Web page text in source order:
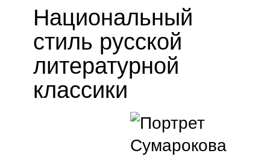
Национальный
стиль русской
литературной
классики